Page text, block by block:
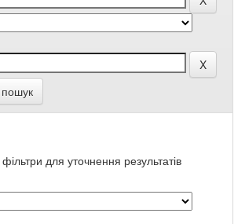
для уточнення результатів